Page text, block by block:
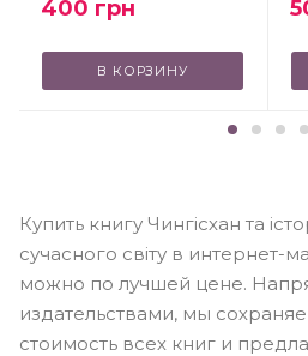
400 грн
В КОРЗИНУ
Купить книгу Чингісхан та
сучасного світу в интернет-
можно по лучшей цене.
издательствами, мы
стоимость всех книг и